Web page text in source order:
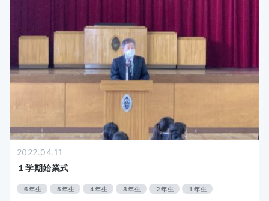
2022.04.11
１学期始業式
６年生 ５年生 ４年生 ３年生 ２年生 １年生